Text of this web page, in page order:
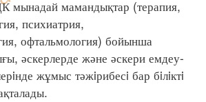
мамандықтар (терапия,
психиатрия,
офтальмология) бойынша
әскерлерде және әскери емдеу-
жұмыс тәжiрибесi бар бiлiктi